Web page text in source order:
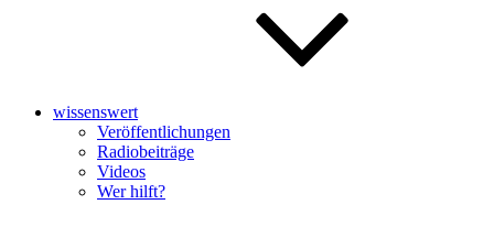
wissenswert
Veröffentlichungen
Radiobeiträge
Videos
Wer hilft?